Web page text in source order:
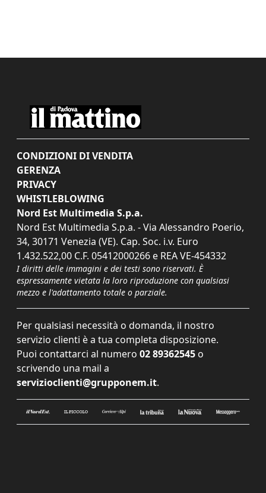
CONDIZIONI DI VENDITA
GERENZA
PRIVACY
WHISTLEBLOWING
Nord Est Multimedia S.p.a.
Nord Est Multimedia S.p.a. - Via Alessandro Poerio,
34, 30171 Venezia (VE). Cap. Soc. i.v. Euro
1.432.522,00 C.F. 05412000266 e REA VE-454332
I diritti delle immagini e dei testi sono riservati. È
espressamente vietata la loro riproduzione con qualsiasi
mezzo e l'adattamento totale o parziale.
Per qualsiasi necessità o domanda, il nostro
servizio clienti è a tua completa disposizione.
Puoi contattarci al numero 02 89362545 o
scrivendo una mail a
servizioclienti@grupponem.it.